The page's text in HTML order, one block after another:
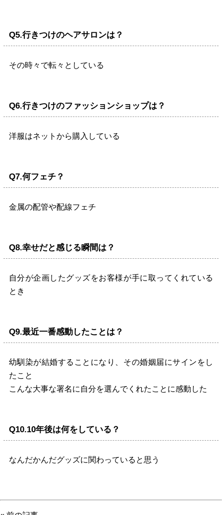
Q5.行きつけのヘアサロンは？
その時々で転々としている
Q6.行きつけのファッションショップは？
洋服はネットから購入している
Q7.何フェチ？
金属の配管や配線フェチ
Q8.幸せだと感じる瞬間は？
自分が企画したグッズをお客様が手に取ってくれている
とき
Q9.最近一番感動したことは？
幼馴染が結婚することになり、その婚姻届にサインをし
たこと
こんな大事な署名に自分を選んでくれたことに感動した
Q10.10年後は何をしている？
なんだかんだグッズに関わっていると思う